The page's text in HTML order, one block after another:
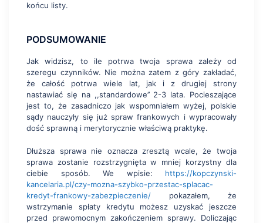
końcu listy.
PODSUMOWANIE
Jak widzisz, to ile potrwa twoja sprawa zależy od
szeregu czynników. Nie można zatem z góry zakładać,
że całość potrwa wiele lat, jak i z drugiej strony
nastawiać się na ,,standardowe’’ 2-3 lata. Pocieszające
jest to, że zasadniczo jak wspomniałem wyżej, polskie
sądy nauczyły się już spraw frankowych i wypracowały
dość sprawną i merytorycznie właściwą praktykę.
Dłuższa sprawa nie oznacza zresztą wcale, że twoja
sprawa zostanie rozstrzygnięta w mniej korzystny dla
ciebie sposób. We wpisie: https://kopczynski-
kancelaria.pl/czy-mozna-szybko-przestac-splacac-
kredyt-frankowy-zabezpieczenie/ pokazałem, że
wstrzymanie spłaty kredytu możesz uzyskać jeszcze
przed prawomocnym zakończeniem sprawy. Doliczając